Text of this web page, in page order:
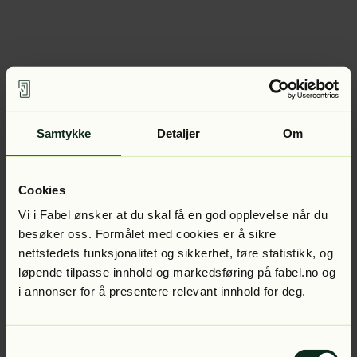
Samtykke Detaljer Om
Cookies
Vi i Fabel ønsker at du skal få en god opplevelse når du
besøker oss. Formålet med cookies er å sikre
nettstedets funksjonalitet og sikkerhet, føre statistikk, og
løpende tilpasse innhold og markedsføring på fabel.no og
i annonser for å presentere relevant innhold for deg.